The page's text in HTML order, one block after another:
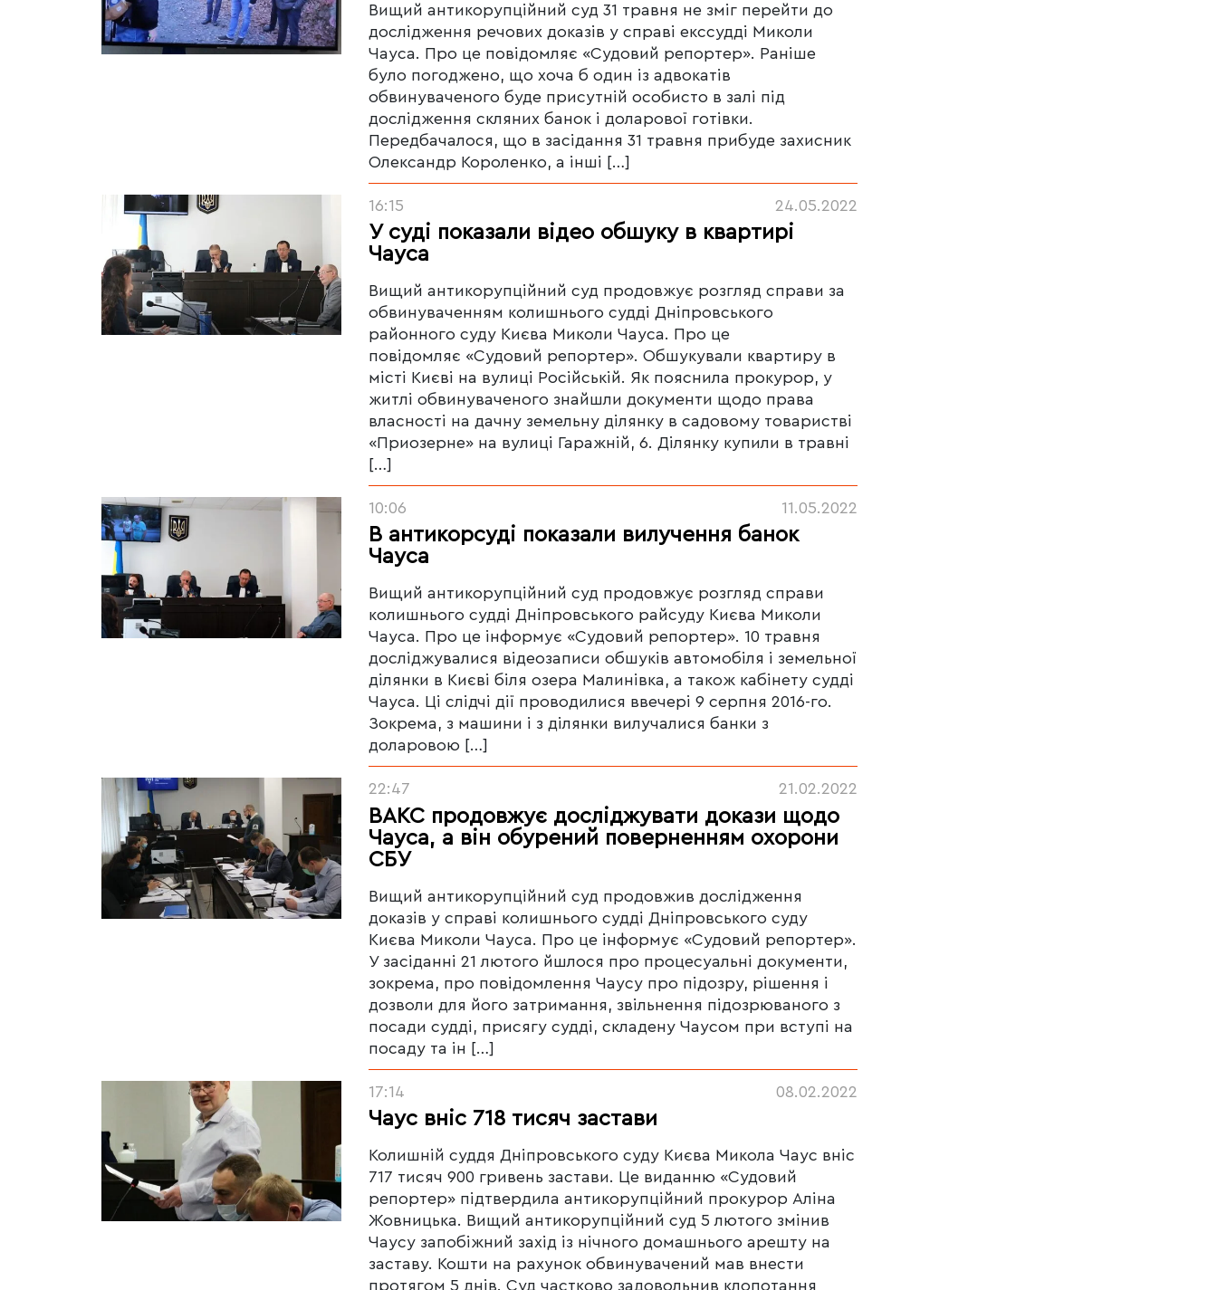
Вищий антикорупційний суд 31 травня не зміг перейти до
дослідження речових доказів у справі екссудді Миколи
Чауса. Про це повідомляє «Судовий репортер». Раніше
було погоджено, що хоча б один із адвокатів
обвинуваченого буде присутній особисто в залі під
дослідження скляних банок і доларової готівки.
Передбачалося, що в засідання 31 травня прибуде захисник
Олександр Короленко, а інші […]
16:15 24.05.2022
У суді показали відео обшуку в квартирі
Чауса
Вищий антикорупційний суд продовжує розгляд справи за
обвинуваченням колишнього судді Дніпровського
районного суду Києва Миколи Чауса. Про це
повідомляє «Судовий репортер». Обшукували квартиру в
місті Києві на вулиці Російській. Як пояснила прокурор, у
житлі обвинуваченого знайшли документи щодо права
власності на дачну земельну ділянку в садовому товаристві
«Приозерне» на вулиці Гаражній, 6. Ділянку купили в травні
[…]
10:06 11.05.2022
В антикорсуді показали вилучення банок
Чауса
Вищий антикорупційний суд продовжує розгляд справи
колишнього судді Дніпровського райсуду Києва Миколи
Чауса. Про це інформує «Судовий репортер». 10 травня
досліджувалися відеозаписи обшуків автомобіля і земельної
ділянки в Києві біля озера Малинівка, а також кабінету судді
Чауса. Ці слідчі дії проводилися ввечері 9 серпня 2016-го.
Зокрема, з машини і з ділянки вилучалися банки з
доларовою […]
22:47 21.02.2022
ВАКС продовжує досліджувати докази щодо
Чауса, а він обурений поверненням охорони
СБУ
Вищий антикорупційний суд продовжив дослідження
доказів у справі колишнього судді Дніпровського суду
Києва Миколи Чауса. Про це інформує «Судовий репортер».
У засіданні 21 лютого йшлося про процесуальні документи,
зокрема, про повідомлення Чаусу про підозру, рішення і
дозволи для його затримання, звільнення підозрюваного з
посади судді, присягу судді, складену Чаусом при вступі на
посаду та ін […]
17:14 08.02.2022
Чаус вніс 718 тисяч застави
Колишній суддя Дніпровського суду Києва Микола Чаус вніс
717 тисяч 900 гривень застави. Це виданню «Судовий
репортер» підтвердила антикорупційний прокурор Аліна
Жовницька. Вищий антикорупційний суд 5 лютого змінив
Чаусу запобіжний захід із нічного домашнього арешту на
заставу. Кошти на рахунок обвинувачений мав внести
протягом 5 днів. Суд частково задовольнив клопотання